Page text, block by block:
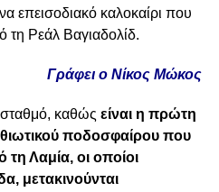
επεισοδιακό καλοκαίρι που
τη Ρεάλ Βαγιαδολίδ.
Γράφει ο Νίκος Μώκος
σταθμό, καθώς είναι η πρώτη
ποδοσφαίρου που
Λαμία, οι οποίοι
μετακινούνται